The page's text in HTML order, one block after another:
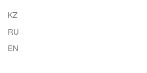
KZ
RU
EN